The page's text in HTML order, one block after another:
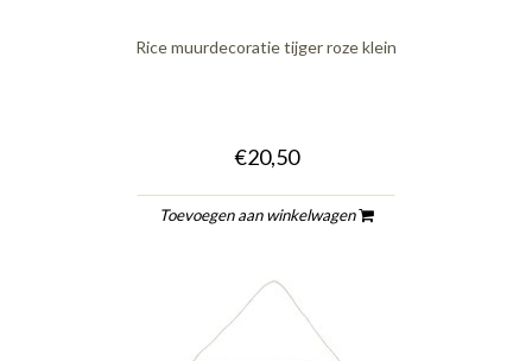
Rice muurdecoratie tijger roze klein
€20,50
Toevoegen aan winkelwagen